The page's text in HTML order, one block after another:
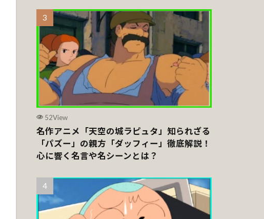
52View
名作アニメ「天空の城ラピュタ」知られざる
「パズー」の親方「ダッフィー」徹底解説！
心に響く名言や名シーンとは？